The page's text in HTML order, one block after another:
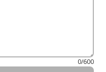
0/600